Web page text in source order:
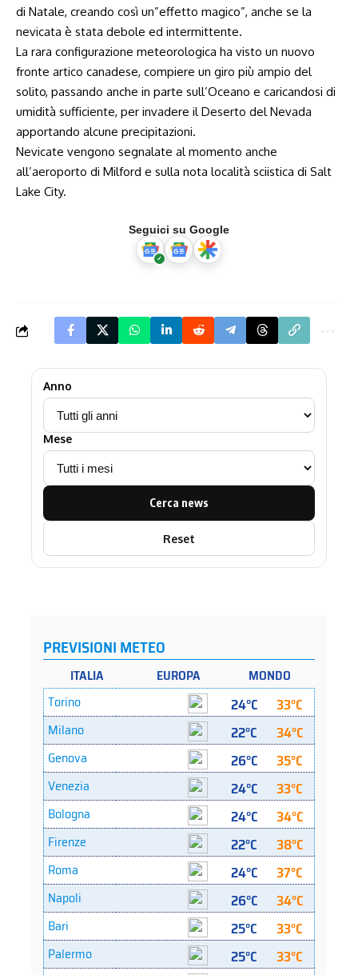
di Natale, creando così un”effetto magico”, anche se la
nevicata è stata debole ed intermittente.
La rara configurazione meteorologica ha visto un nuovo
fronte artico canadese, compiere un giro più ampio del
solito, passando anche in parte sull’Oceano e caricandosi di
umidità sufficiente, per invadere il Deserto del Nevada
apportando alcune precipitazioni.
Nevicate vengono segnalate al momento anche
all’aeroporto di Milford e sulla nota località sciistica di Salt
Lake City.
Seguici su Google
Anno
Mese
Cerca news
Reset